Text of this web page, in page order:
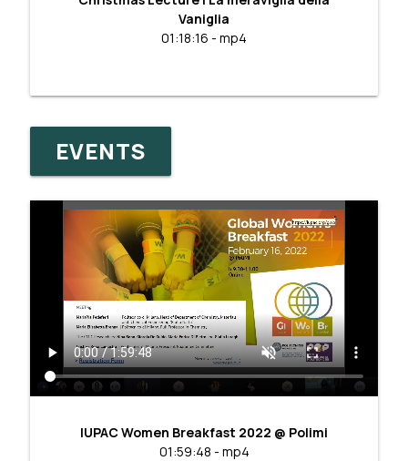
Vaniglia
01:18:16 - mp4
EVENTS
IUPAC Women Breakfast 2022 @ Polimi
01:59:48 - mp4